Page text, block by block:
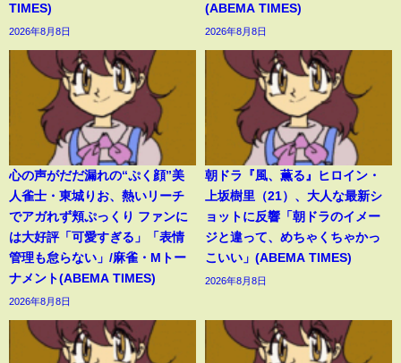
TIMES)
2026年8月8日
(ABEMA TIMES)
2026年8月8日
心の声がだだ漏れの“ぷく顔”美
人雀士・東城りお、熱いリーチ
でアガれず頬ぷっくり ファンに
は大好評「可愛すぎる」「表情
管理も怠らない」/麻雀・Mトー
ナメント(ABEMA TIMES)
2026年8月8日
朝ドラ『風、薫る』ヒロイン・
上坂樹里（21）、大人な最新シ
ョットに反響「朝ドラのイメー
ジと違って、めちゃくちゃかっ
こいい」(ABEMA TIMES)
2026年8月8日